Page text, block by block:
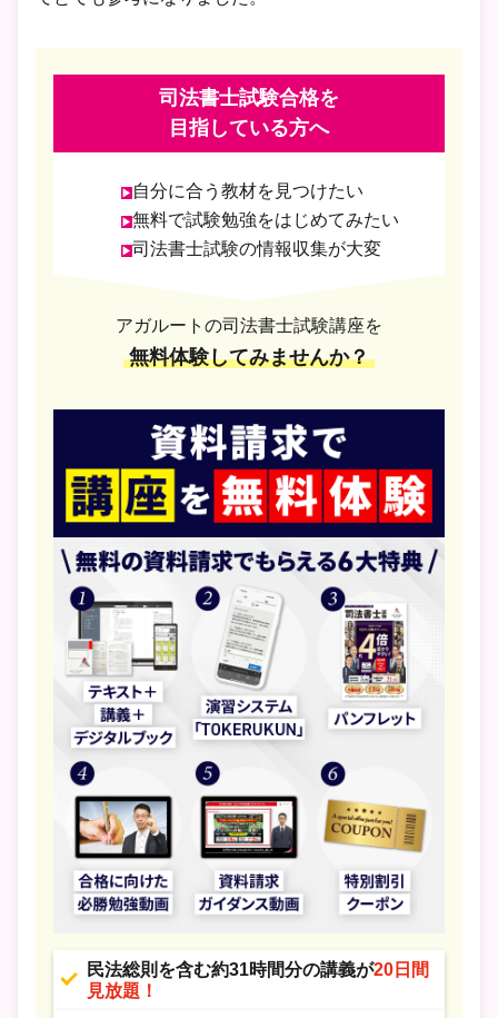
司法書士試験合格を
目指している方へ
自分に合う教材を見つけたい
無料で試験勉強をはじめてみたい
司法書士試験の情報収集が大変
アガルートの司法書士試験講座を
無料体験してみませんか？
民法総則を含む約31時間分の講義が20日間
見放題！